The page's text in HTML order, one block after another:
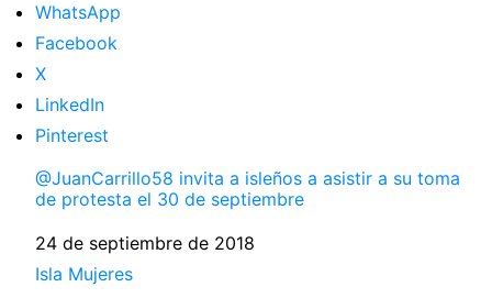
WhatsApp
Facebook
X
LinkedIn
Pinterest
@JuanCarrillo58 invita a isleños a asistir a su toma
de protesta el 30 de septiembre
Fecha
24 de septiembre de 2018
Respecto a
Isla Mujeres